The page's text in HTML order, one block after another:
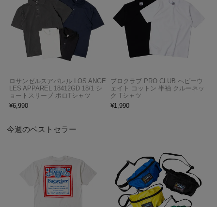
ロサンゼルスアパレル LOS ANGE
LES APPAREL 18412GD 18/1 シ
ョートスリーブ ポロTシャツ
¥6,990
プロクラブ PRO CLUB ヘビーウ
ェイト コットン 半袖 クルーネッ
ク Tシャツ
¥1,990
今週のベストセラー